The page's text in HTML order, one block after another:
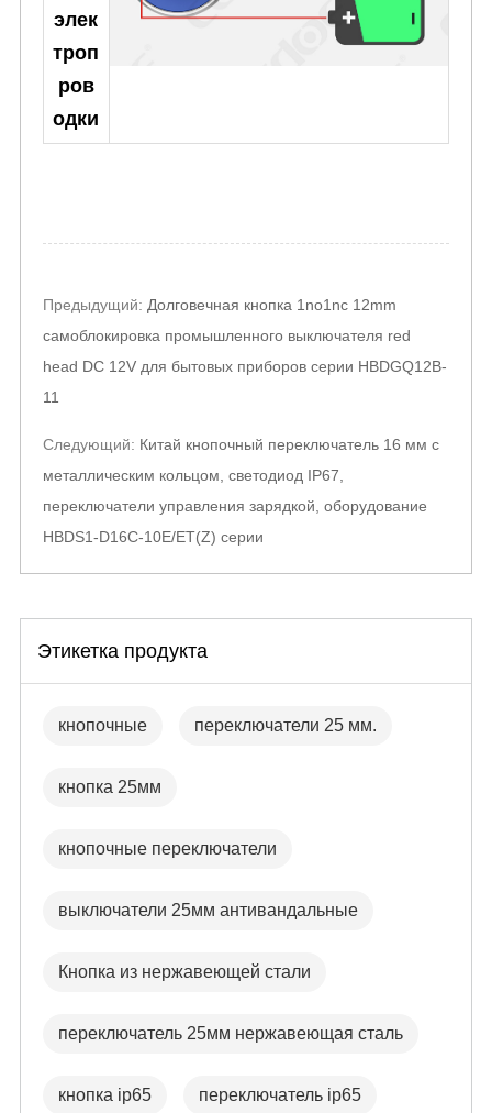
элек
троп
ров
одки
Post
navigation
Предыдущий: Долговечная кнопка 1no1nc 12mm
самоблокировка промышленного выключателя red
head DC 12V для бытовых приборов серии HBDGQ12B-
11
Следующий: Китай кнопочный переключатель 16 мм с
металлическим кольцом, светодиод IP67,
переключатели управления зарядкой, оборудование
HBDS1-D16C-10E/ET(Z) серии
Этикетка продукта
кнопочные переключатели 25 мм.
кнопка 25мм
кнопочные переключатели
выключатели 25мм антивандальные
Кнопка из нержавеющей стали
переключатель 25мм нержавеющая сталь
кнопка ip65 переключатель ip65